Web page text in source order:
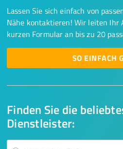
Finden Sie die
Dienstleister:
Lassen Sie sich einfach von
Nähe kontaktieren! Wir leiten Ihr
kurzen Formular an bis zu 20
SO EINFACH